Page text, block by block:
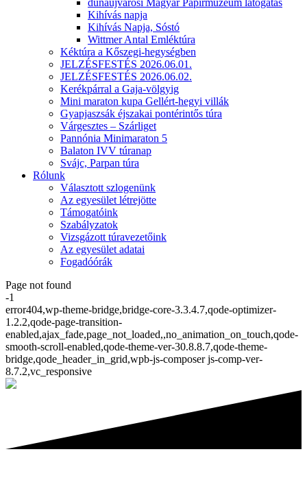
dunaújvárosi Magyar Papírmúzeum látogatás
Kihívás napja
Kihívás Napja, Sóstó
Wittmer Antal Emléktúra
Kéktúra a Kőszegi-hegységben
JELZÉSFESTÉS 2026.06.01.
JELZÉSFESTÉS 2026.06.02.
Kerékpárral a Gaja-völgyig
Mini maraton kupa Gellért-hegyi villák
Gyapjaszsák éjszakai pontérintős túra
Várgesztes – Szárliget
Pannónia Minimaraton 5
Balaton IVV túranap
Svájc, Parpan túra
Rólunk
Választott szlogenünk
Az egyesület létrejötte
Támogatóink
Szabályzatok
Vizsgázott túravezetőink
Az egyesület adatai
Fogadóórák
Page not found
-1
error404,wp-theme-bridge,bridge-core-3.3.4.7,qode-optimizer-
1.2.2,qode-page-transition-
enabled,ajax_fade,page_not_loaded,,no_animation_on_touch,qode-
smooth-scroll-enabled,qode-theme-ver-30.8.8.7,qode-theme-
bridge,qode_header_in_grid,wpb-js-composer js-comp-ver-
8.7.2,vc_responsive